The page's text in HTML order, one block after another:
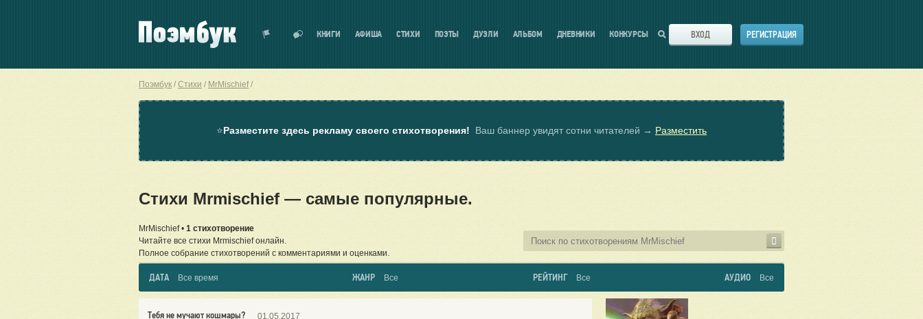
КНИГИ АФИША СТИХИ ПОЭТЫ ДУЭЛИ АЛЬБОМ ДНЕВНИКИ КОНКУРСЫ ВХОД РЕГИСТРАЦИЯ
Поэмбук Стихи MrMischief
⭐Разместите здесь рекламу своего стихотворения! Ваш баннер увидят сотни читателей → Разместить
Стихи Mrmischief — самые популярные.
MrMischief • 1 стихотворение
Читайте все стихи Mrmischief онлайн.
Полное собрание стихотворений с комментариями и оценками.
ДАТА Все время ЖАНР Все РЕЙТИНГ Все АУДИО Все
Тебя не мучают кошмары? 01.05.2017